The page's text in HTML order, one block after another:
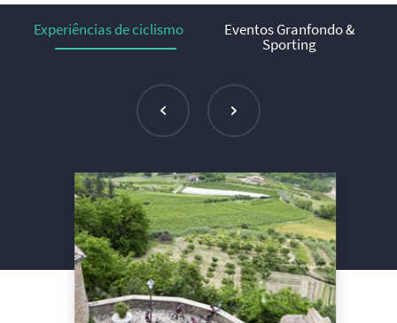
Experiências de ciclismo Eventos Granfondo &
Sporting